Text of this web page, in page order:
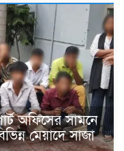
অফিসের সামনে
মেয়াদে সাজা